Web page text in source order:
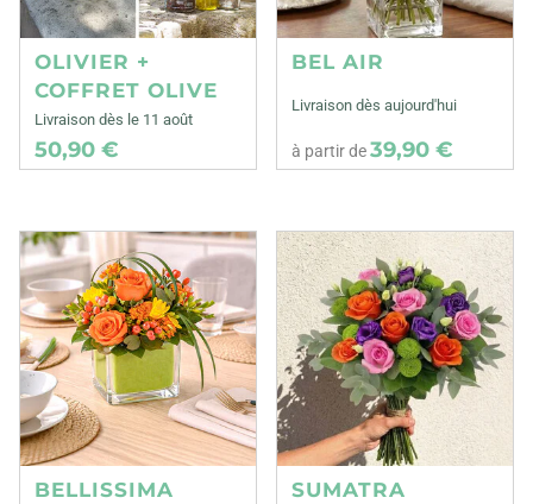
OLIVIER +
COFFRET OLIVE
Livraison dès le 11 août
50,90 €
BEL AIR
Livraison dès aujourd'hui
à partir de39,90 €
BELLISSIMA SUMATRA